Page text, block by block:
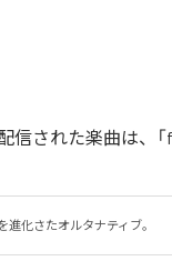
信された楽曲は、「
化さたオルタナティブ。